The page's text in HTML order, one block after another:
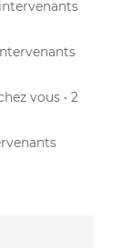
intervenants
vous • 2